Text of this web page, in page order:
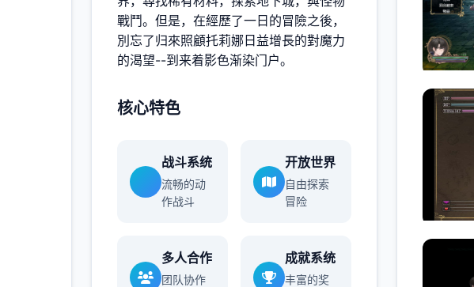
戰鬥。但是，在經歷了一日的冒險之後，
別忘了归來照顧托莉娜日益增長的對魔力
的渴望--到来着影色渐染门户。
核心特色
战斗系统
流畅的动
作战斗
开放世界
自由探索
冒险
多人合作
团队协作
成就系统
丰富的奖